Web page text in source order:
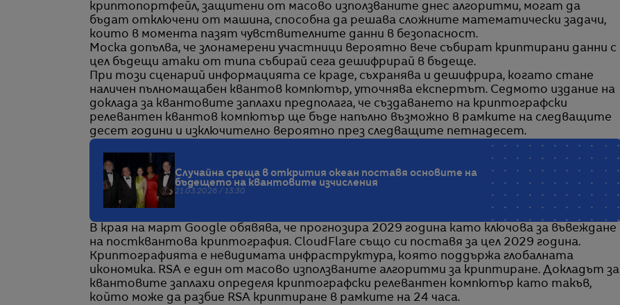
криптопортфейл, защитени от масово използваните днес алгоритми, могат да
бъдат отключени от машина, способна да решава сложните математически задачи,
които в момента пазят чувствителните данни в безопасност.
Моска допълва, че злонамерени участници вероятно вече събират криптирани данни с
цел бъдещи атаки от типа събирай сега дешифрирай в бъдеще.
При този сценарий информацията се краде, съхранява и дешифрира, когато стане
наличен пълномащабен квантов компютър, уточнява експертът. Седмото издание на
доклада за квантовите заплахи предполага, че създаването на криптографски
релевантен квантов компютър ще бъде напълно възможно в рамките на следващите
десет години и изключително вероятно през следващите петнадесет.
Случайна среща в открития океан поставя основите на
бъдещето на квантовите изчисления
21.03.2026 / 13:30
В края на март Google обявява, че прогнозира 2029 година като ключова за въвеждане
на постквантова криптография. CloudFlare също си поставя за цел 2029 година.
Криптографията е невидимата инфраструктура, която поддържа глобалната
икономика. RSA е един от масово използваните алгоритми за криптиране. Докладът за
квантовите заплахи определя криптографски релевантен компютър като такъв,
който може да разбие RSA криптиране в рамките на 24 часа.